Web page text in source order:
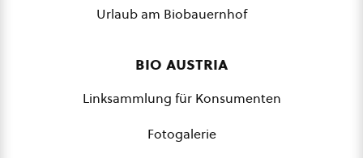
Urlaub am Biobauernhof
bio austria
Linksammlung für Konsumenten
Fotogalerie